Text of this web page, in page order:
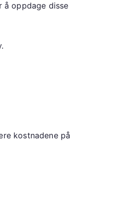
å oppdage disse
kostnadene på